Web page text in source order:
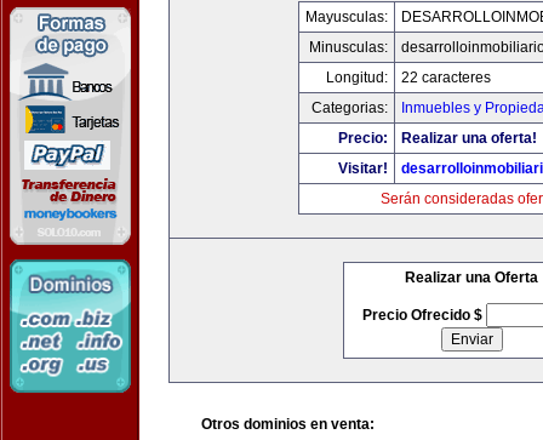
Mayusculas:
Minusculas:
Longitud:
22 caracteres
Categorias:
Inmuebles y
Precio:
Realizar una oferta!
Visitar!
Serán consideradas
Realizar una Oferta
Precio Ofrecido $
Otros dominios en venta: